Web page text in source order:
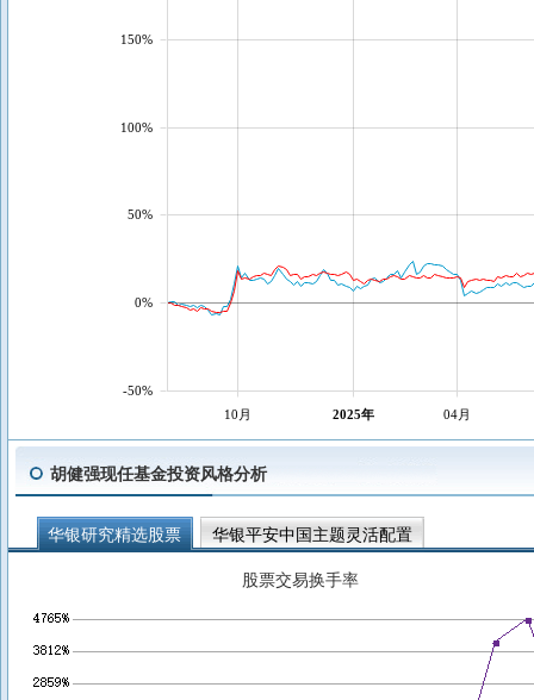
10月 2025年 04月
-50%
0%
50%
100%
150%
胡健强现任基金投资风格分析
华银研究精选股票 华银平安中国主题灵活配置
股票交易换手率